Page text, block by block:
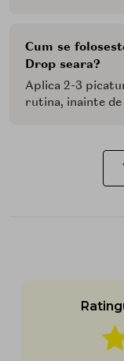
Cum se
Drop seara?
Aplica 2-3
rutina, inainte